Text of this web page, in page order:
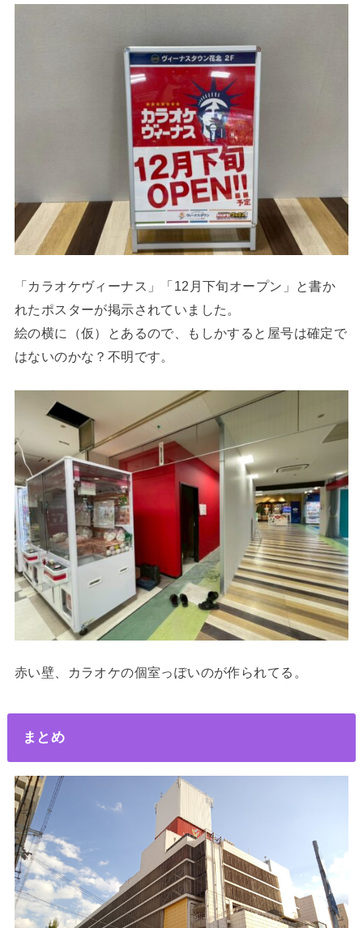
「カラオケヴィーナス」「12月下旬オープン」と書か
れたポスターが掲示されていました。
絵の横に（仮）とあるので、もしかすると屋号は確定で
はないのかな？不明です。
赤い壁、カラオケの個室っぽいのが作られてる。
まとめ